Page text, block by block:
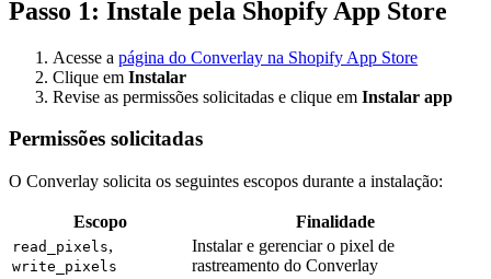
Passo 1: Instale pela Shopify App Store
Acesse a página do Converlay na Shopify App Store
Clique em Instalar
Revise as permissões solicitadas e clique em Instalar app
Permissões solicitadas
O Converlay solicita os seguintes escopos durante a instalação:
Escopo Finalidade
read_pixels,
write_pixels
Instalar e gerenciar o pixel de
rastreamento do Converlay